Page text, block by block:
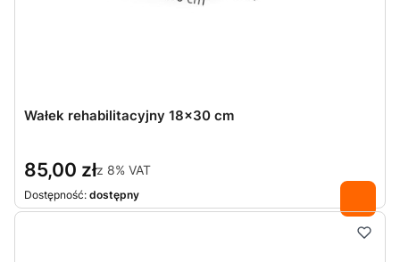
Wałek rehabilitacyjny 18x30 cm
85,00 złz 8% VAT
Dostępność: dostępny